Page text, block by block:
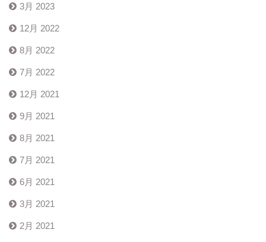
3月 2023
12月 2022
8月 2022
7月 2022
12月 2021
9月 2021
8月 2021
7月 2021
6月 2021
3月 2021
2月 2021